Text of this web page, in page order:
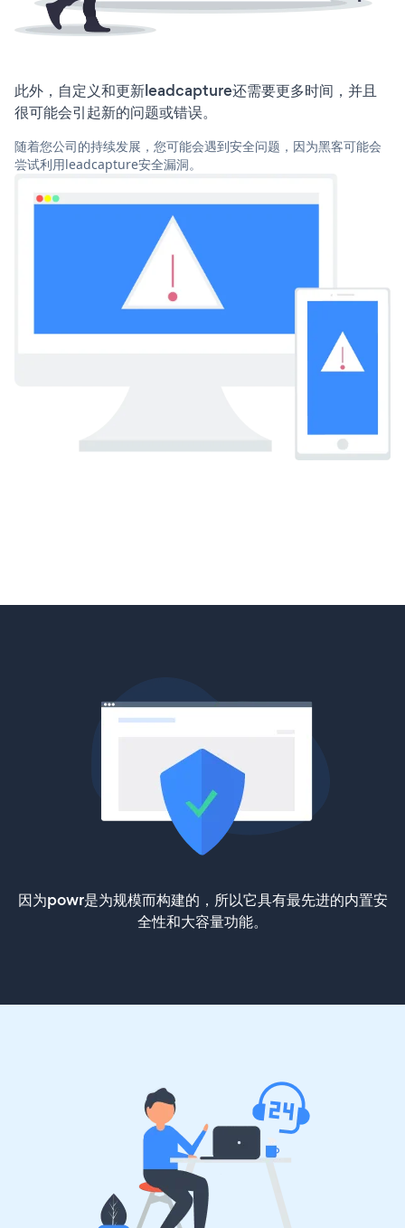
此外，自定义和更新leadcapture还需要更多时间，并且
很可能会引起新的问题或错误。
随着您公司的持续发展，您可能会遇到安全问题，因为黑客可能会
尝试利用leadcapture安全漏洞。
因为powr是为规模而构建的，所以它具有最先进的内置安
全性和大容量功能。